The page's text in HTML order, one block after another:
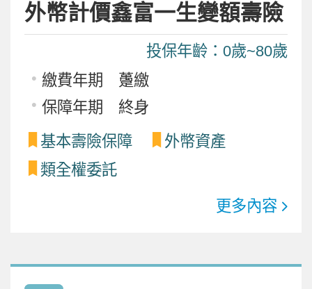
外幣計價鑫富一生變額壽險
投保年齡：0歲~80歲
繳費年期 躉繳
保障年期 終身
基本壽險保障
外幣資產
類全權委託
更多內容